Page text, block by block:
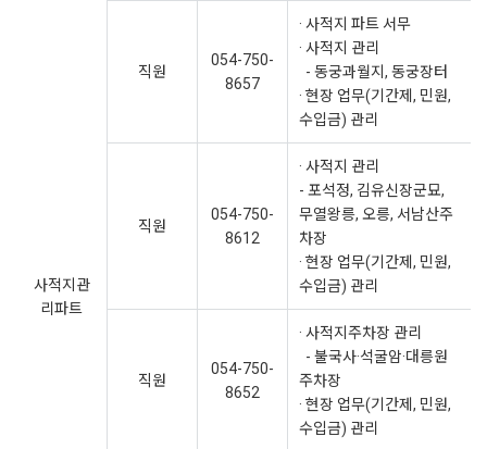
사적지관
리파트
직원
054-750-
8657
· 사적지 파트 서무
· 사적지 관리
- 동궁과월지, 동궁장터
· 현장 업무(기간제, 민원,
수입금) 관리
직원
054-750-
8612
· 사적지 관리
- 포석정, 김유신장군묘,
무열왕릉, 오릉, 서남산주
차장
· 현장 업무(기간제, 민원,
수입금) 관리
직원
054-750-
8652
· 사적지주차장 관리
- 불국사·석굴암·대릉원
주차장
· 현장 업무(기간제, 민원,
수입금) 관리